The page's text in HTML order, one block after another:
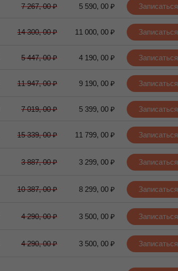
7 267, 00 ₽ 5 590, 00 ₽ Записаться
14 300, 00 ₽ 11 000, 00 ₽ Записаться
5 447, 00 ₽ 4 190, 00 ₽ Записаться
11 947, 00 ₽ 9 190, 00 ₽ Записаться
7 019, 00 ₽ 5 399, 00 ₽ Записаться
15 339, 00 ₽ 11 799, 00 ₽ Записаться
3 887, 00 ₽ 3 299, 00 ₽ Записаться
10 387, 00 ₽ 8 299, 00 ₽ Записаться
4 290, 00 ₽ 3 500, 00 ₽ Записаться
4 290, 00 ₽ 3 500, 00 ₽ Записаться